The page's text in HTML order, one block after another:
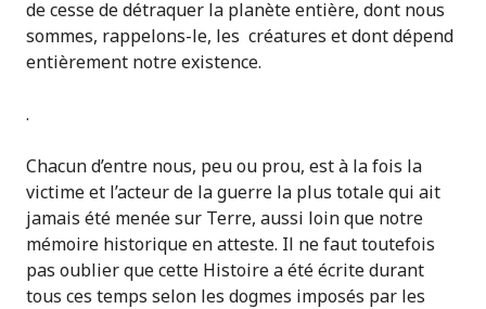
de cesse de détraquer la planète entière, dont nous
sommes, rappelons-le, les créatures et dont dépend
entièrement notre existence.
.
Chacun d’entre nous, peu ou prou, est à la fois la
victime et l’acteur de la guerre la plus totale qui ait
jamais été menée sur Terre, aussi loin que notre
mémoire historique en atteste. Il ne faut toutefois
pas oublier que cette Histoire a été écrite durant
tous ces temps selon les dogmes imposés par les